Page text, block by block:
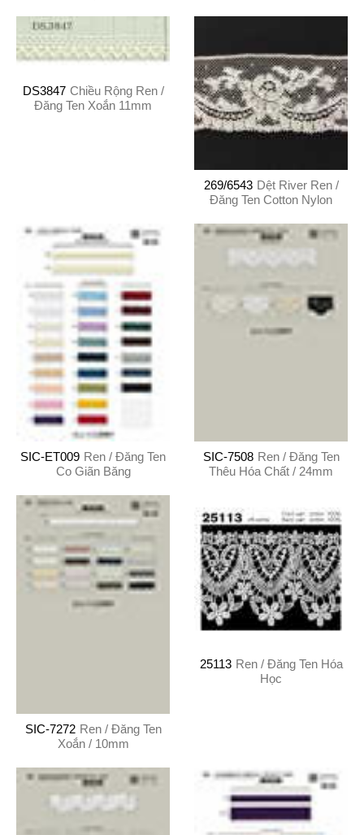
DS3847 Chiều Rộng Ren /
Đăng Ten Xoắn 11mm
269/6543 Dệt River Ren /
Đăng Ten Cotton Nylon
SIC-ET009 Ren / Đăng Ten
Co Giãn Băng
SIC-7508 Ren / Đăng Ten
Thêu Hóa Chất / 24mm
SIC-7272 Ren / Đăng Ten
Xoắn / 10mm
25113 Ren / Đăng Ten Hóa
Học